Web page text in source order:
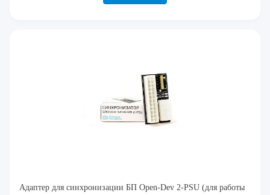
Адаптер для синхронизации БП Open-Dev 2-PSU (для работы